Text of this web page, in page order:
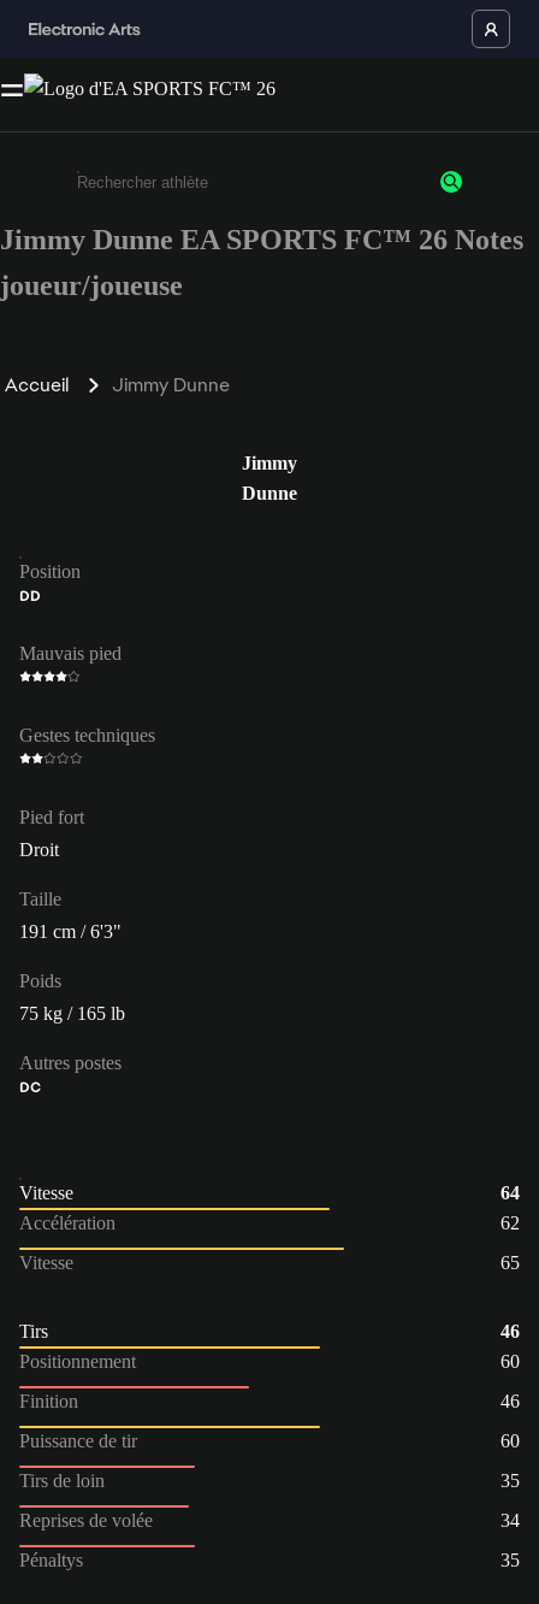
Saisissez au moins 3 caractères ou chiffres.
Jimmy Dunne EA SPORTS FC™ 26 Notes
joueur/joueuse
Accueil Jimmy Dunne
Jimmy
Dunne
Position
DD
Mauvais pied
Gestes techniques
Pied fort
Droit
Taille
191 cm / 6'3"
Poids
75 kg / 165 lb
Autres postes
DC
Vitesse
64
Accélération
62
Vitesse
65
Tirs
46
Positionnement
60
Finition
46
Puissance de tir
60
Tirs de loin
35
Reprises de volée
34
Pénaltys
35